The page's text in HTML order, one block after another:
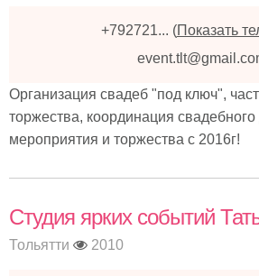
+792721... (Показать
Организация свадеб "под ключ",
торжества, координация
мероприятия и торжества с 2016г!
Студия ярких событий
Тольятти 2010